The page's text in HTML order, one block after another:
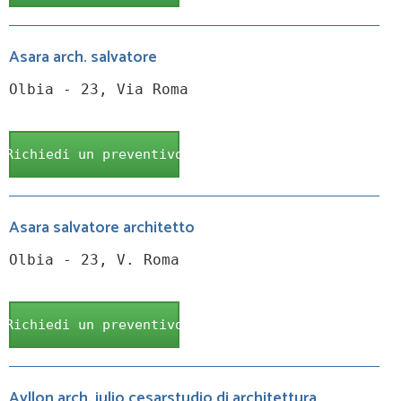
Asara arch. salvatore
Olbia - 23, Via Roma
Richiedi un preventivo
Asara salvatore architetto
Olbia - 23, V. Roma
Richiedi un preventivo